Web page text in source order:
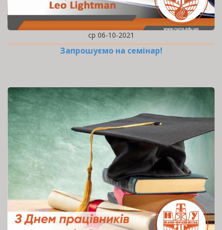
ср 06-10-2021
Запрошуємо на семінар!